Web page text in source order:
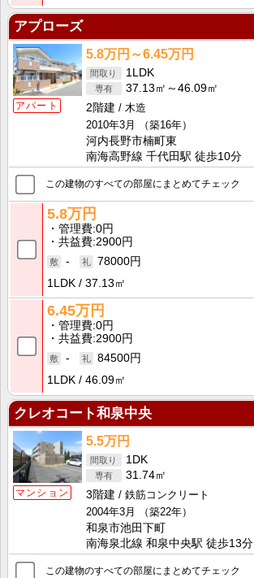
アプローズ
アパート
5.8万円～6.45万円
1LDK
37.13㎡～46.09㎡
2階建
木造
2010年3月
（築16年）
河内長野市楠町東
南海高野線 千代田駅 徒歩10分
この建物のすべての部屋にまとめてチェック
5.8万円
管理費 0円
共益費 2900円
-
78000円
1LDK
37.13㎡
6.45万円
管理費 0円
共益費 2900円
-
84500円
1LDK
46.09㎡
クレオコート和泉中央
マンション
5.5万円
1DK
31.74㎡
3階建
鉄筋コンクリート
2004年3月
（築22年）
和泉市池田下町
南海泉北線 和泉中央駅 徒歩13分
この建物のすべての部屋にまとめてチェック